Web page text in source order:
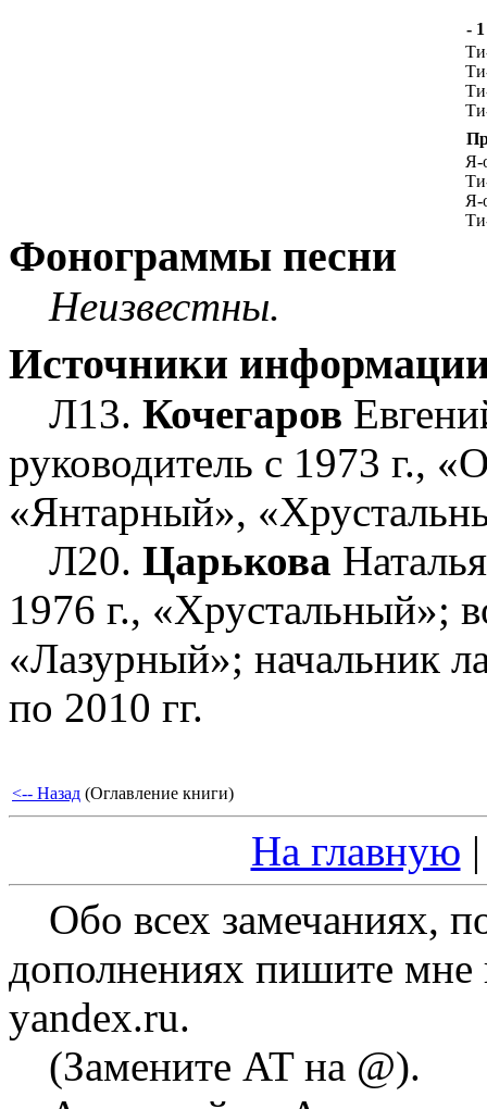
-
Я-
Я-
Фонограммы песни
Неизвестны.
Источники
Л13. Кочегаров
руководитель с 1973 г.,
«Янтарный»,
Л20. Царькова
1976 г., «Хрустальный»;
«Лазурный»; начальник
по 2010 гг.
<-- Назад (Оглавление книги)
На главную
Обо всех замечаниях,
дополнениях пишите мне
yandex.ru.
(Замените AT на @).